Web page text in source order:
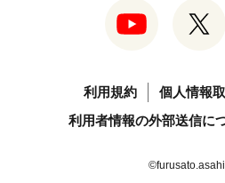
利用規約
個人情報
利用者情報の外部送信に